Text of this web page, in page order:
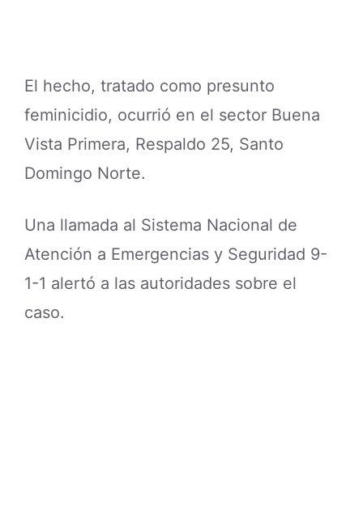
El hecho, tratado como presunto
feminicidio, ocurrió en el sector Buena
Vista Primera, Respaldo 25, Santo
Domingo Norte.
Una llamada al Sistema Nacional de
Atención a Emergencias y Seguridad 9-
1-1 alertó a las autoridades sobre el
caso.